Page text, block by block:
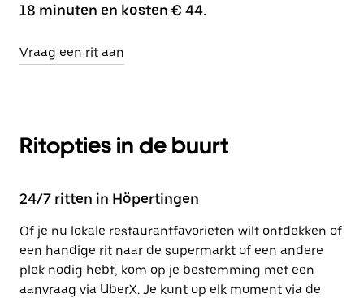
18 minuten en kosten € 44.
Vraag een rit aan
Ritopties in de buurt
24/7 ritten in Höpertingen
Of je nu lokale restaurantfavorieten wilt ontdekken of
een handige rit naar de supermarkt of een andere
plek nodig hebt, kom op je bestemming met een
aanvraag via UberX. Je kunt op elk moment via de